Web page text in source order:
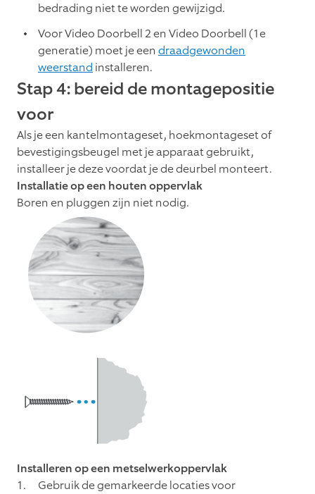
bedrading niet te worden gewijzigd.
Voor Video Doorbell 2 en Video Doorbell (1e
generatie) moet je een draadgewonden
weerstand installeren.
Stap 4: bereid de montagepositie
voor
Als je een kantelmontageset, hoekmontageset of
bevestigingsbeugel met je apparaat gebruikt,
installeer je deze voordat je de deurbel monteert.
Installatie op een houten oppervlak
Boren en pluggen zijn niet nodig.
Installeren op een metselwerkoppervlak
Gebruik de gemarkeerde locaties voor